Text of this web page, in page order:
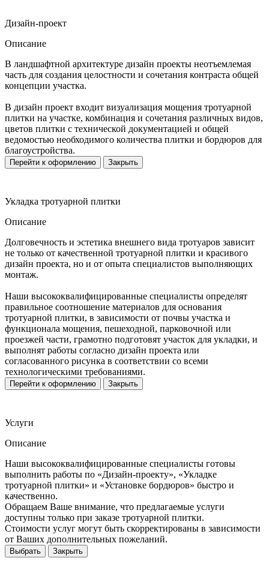
Дизайн-проект
Описание
В ландшафтной архитектуре дизайн проекты неотъемлемая
часть для создания целостности и сочетания контраста общей
концепции участка.
В дизайн проект входит визуализация мощения тротуарной
плитки на участке, комбинация и сочетания различных видов,
цветов плитки с технической документацией и общей
ведомостью необходимого количества плитки и бордюров для
благоустройства.
Перейти к оформлению Закрыть
Укладка тротуарной плитки
Описание
Долговечность и эстетика внешнего вида тротуаров зависит
не только от качественной тротуарной плитки и красивого
дизайн проекта, но и от опыта специалистов выполняющих
монтаж.
Наши высококвалифицированные специалисты определят
правильное соотношение материалов для основания
тротуарной плитки, в зависимости от почвы участка и
функционала мощения, пешеходной, парковочной или
проезжей части, грамотно подготовят участок для укладки, и
выполнят работы согласно дизайн проекта или
согласованного рисунка в соответствии со всеми
технологическими требованиями.
Перейти к оформлению Закрыть
Услуги
Описание
Наши высококвалифицированные специалисты готовы
выполнить работы по «Дизайн-проекту», «Укладке
тротуарной плитки» и «Установке бордюров» быстро и
качественно.
Обращаем Ваше внимание, что предлагаемые услуги
доступны только при заказе тротуарной плитки.
Стоимости услуг могут быть скорректированы в зависимости
от Ваших дополнительных пожеланий.
Выбрать Закрыть